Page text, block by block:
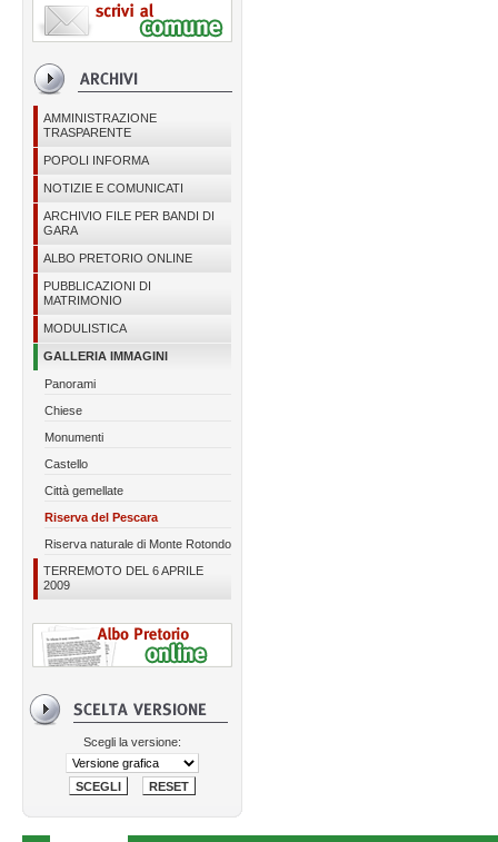
AMMINISTRAZIONE
TRASPARENTE
POPOLI INFORMA
NOTIZIE E COMUNICATI
ARCHIVIO FILE PER BANDI DI
GARA
ALBO PRETORIO ONLINE
PUBBLICAZIONI DI
MATRIMONIO
MODULISTICA
GALLERIA IMMAGINI
Panorami
Chiese
Monumenti
Castello
Città gemellate
Riserva del Pescara
Riserva naturale di Monte Rotondo
TERREMOTO DEL 6 APRILE
2009
Scegli la versione: